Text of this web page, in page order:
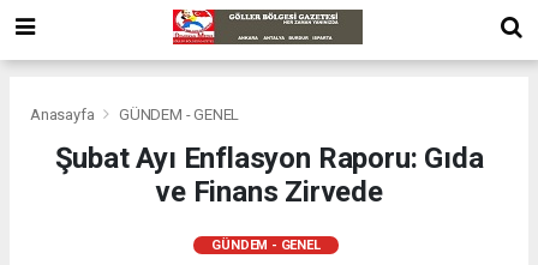
Anasayfa GÜNDEM - GENEL
Şubat Ayı Enflasyon Raporu: Gıda
ve Finans Zirvede
GÜNDEM - GENEL